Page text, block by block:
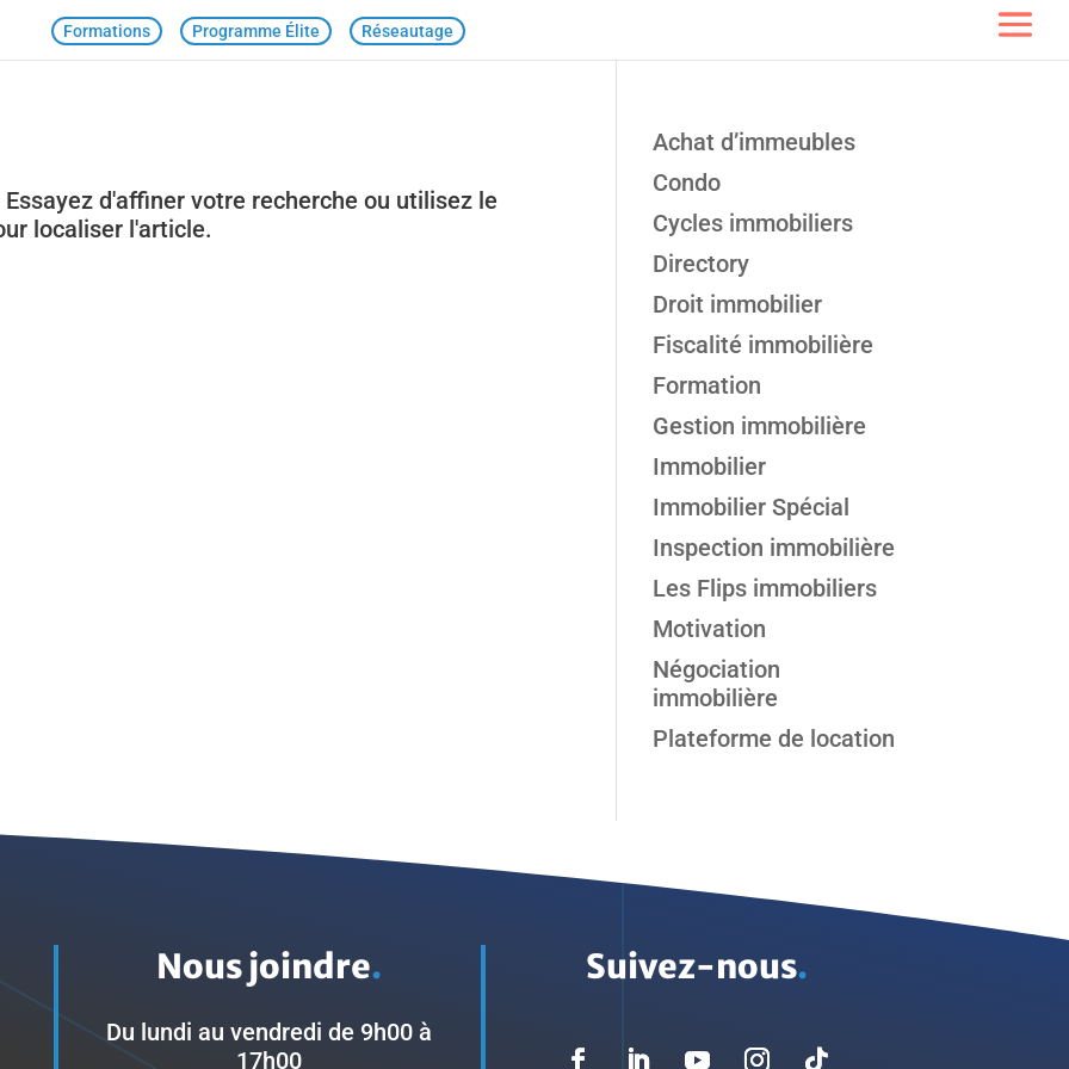
Formations Programme Élite Réseautage
d'affiner votre recherche ou utilisez le
localiser l'article.
Achat d’immeubles
Condo
Cycles immobiliers
Directory
Droit immobilier
Fiscalité immobilière
Formation
Gestion immobilière
Immobilier
Immobilier Spécial
Inspection immobilière
Les Flips immobiliers
Motivation
Négociation
immobilière
Plateforme de location
Nous joindre.
Du lundi au vendredi de 9h00 à
17h00
Suivez-nous.